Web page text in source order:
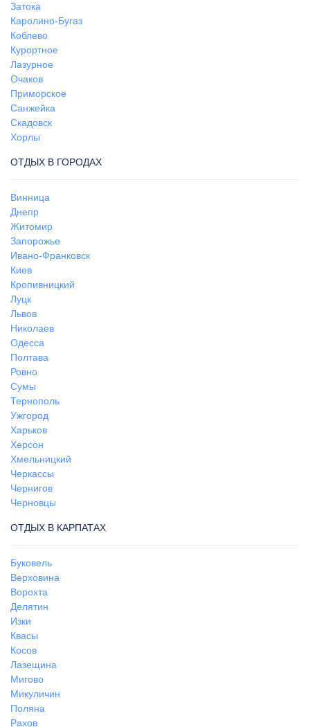
Затока
Каролино-Бугаз
Коблево
Курортное
Лазурное
Очаков
Приморское
Санжейка
Скадовск
Хорлы
ОТДЫХ В ГОРОДАХ
Винница
Днепр
Житомир
Запорожье
Ивано-Франковск
Киев
Кропивницкий
Луцк
Львов
Николаев
Одесса
Полтава
Ровно
Сумы
Тернополь
Ужгород
Харьков
Херсон
Хмельницкий
Черкассы
Чернигов
Черновцы
ОТДЫХ В КАРПАТАХ
Буковель
Верховина
Ворохта
Делятин
Изки
Квасы
Косов
Лазещина
Мигово
Микуличин
Поляна
Рахов